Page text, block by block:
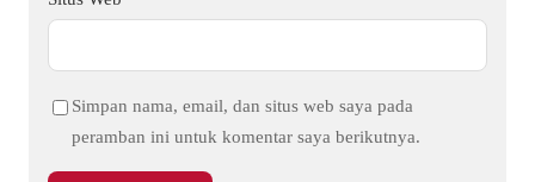
Simpan nama, email, dan situs web saya pada
peramban ini untuk komentar saya berikutnya.